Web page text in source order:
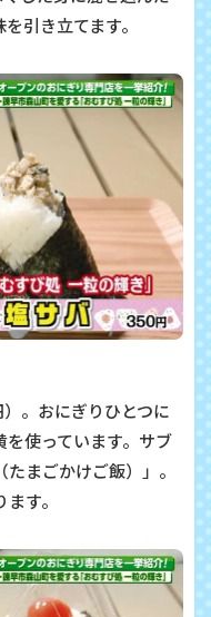
引き立てます。
。おにぎりひとつに
使っています。サブ
まごかけご飯）」。
す。